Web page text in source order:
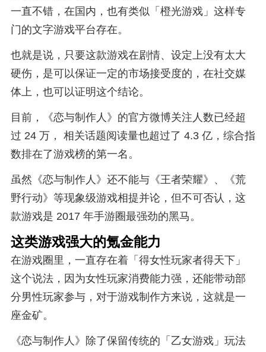
一直不错，在国内，也有类似「橙光游戏」这样专
门的文字游戏平台存在。
也就是说，只要这款游戏在剧情、设定上没有太大
硬伤，是可以保证一定的市场接受度的，在社交媒
体上，也可以证明这个结论。
目前，《恋与制作人》的官方微博关注人数已经超
过 24 万， 相关话题阅读量也超过了 4.3 亿，综合指
数排在了游戏榜的第一名。
虽然《恋与制作人》还不能与《王者荣耀》、《荒
野行动》等现象级游戏相提并论，但不可否认，这
款游戏是 2017 年手游圈最强劲的黑马。
这类游戏强大的氪金能力
在游戏圈里，一直存在着「得女性玩家者得天下」
这个说法，因为女性玩家消费能力强，还能带动部
分男性玩家参与，对于游戏制作方来说，这就是一
座金矿。
《恋与制作人》除了保留传统的「乙女游戏」玩法